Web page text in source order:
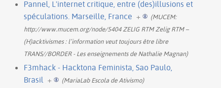
Pannel, L'internet critique, entre (des)illusions et
spéculations. Marseille, France +
(MUCEM:
http://www.mucem.org/node/5404 ZELIG RTM Zelig RTM –
(H)acktivismes : l’information veut toujours être libre
TRANS//BORDER - Les enseignements de Nathalie Magnan)
F3mhack - Hacktona Feminista, Sao Paulo,
Brasil + (MariaLab Escola de Ativismo)